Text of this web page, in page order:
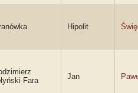
Hipolit
Fara
Jan